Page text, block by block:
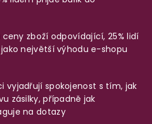
zboží odpovídající, 25% lidí
největší výhodu e-shopu
vyjadřují spokojenost s tím, jak
zásilky, případně jak
na dotazy